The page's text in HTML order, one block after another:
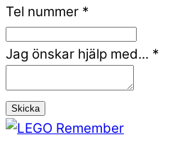
Tel nummer *
Jag önskar hjälp med... *
Skicka